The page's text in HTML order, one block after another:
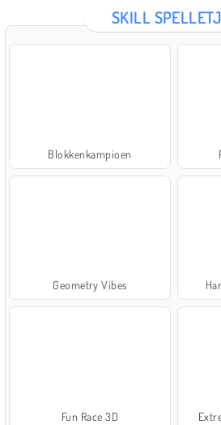
SKILL
Blokkenkampioen
Geometry Vibes
Fun Race 3D